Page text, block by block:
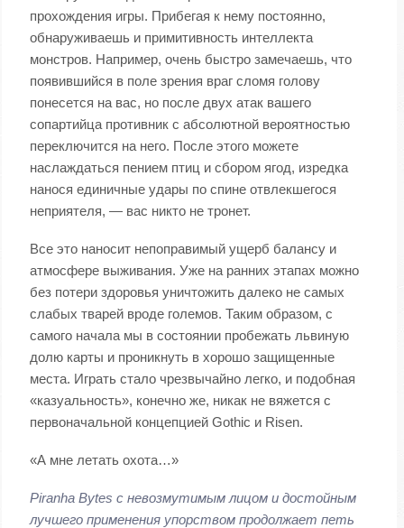
прохождения игры. Прибегая к нему постоянно,
обнаруживаешь и примитивность интеллекта
монстров. Например, очень быстро замечаешь, что
появившийся в поле зрения враг сломя голову
понесется на вас, но после двух атак вашего
сопартийца противник с абсолютной вероятностью
переключится на него. После этого можете
наслаждаться пением птиц и сбором ягод, изредка
нанося единичные удары по спине отвлекшегося
неприятеля, — вас никто не тронет.
Все это наносит непоправимый ущерб балансу и
атмосфере выживания. Уже на ранних этапах можно
без потери здоровья уничтожить далеко не самых
слабых тварей вроде големов. Таким образом, с
самого начала мы в состоянии пробежать львиную
долю карты и проникнуть в хорошо защищенные
места. Играть стало чрезвычайно легко, и подобная
«казуальность», конечно же, никак не вяжется с
первоначальной концепцией Gothic и Risen.
«А мне летать охота…»
Piranha Bytes с невозмутимым лицом и достойным
лучшего применения упорством продолжает петь